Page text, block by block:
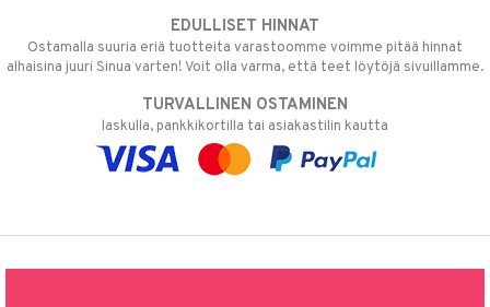
EDULLISET HINNAT
Ostamalla suuria eriä tuotteita varastoomme voimme pitää hinnat
alhaisina juuri Sinua varten! Voit olla varma, että teet löytöjä sivuillamme.
TURVALLINEN OSTAMINEN
laskulla, pankkikortilla tai asiakastilin kautta